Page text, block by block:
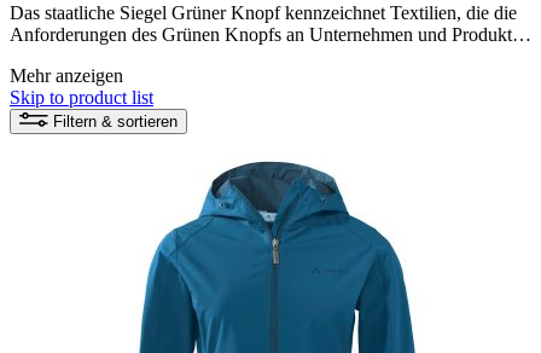
Das staatliche Siegel Grüner Knopf kennzeichnet Textilien, die die
Anforderungen des Grünen Knopfs an Unternehmen und Produkte
dasVideoan – hier wird der Grüne Knopf kurz erklärt.
Mehr anzeigen
Skip to product list
Filtern & sortieren